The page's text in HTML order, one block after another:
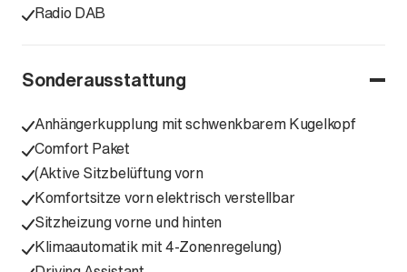
Radio DAB
Sonderausstattung
Anhängerkupplung mit schwenkbarem Kugelkopf
Comfort Paket
(Aktive Sitzbelüftung vorn
Komfortsitze vorn elektrisch verstellbar
Sitzheizung vorne und hinten
Klimaautomatik mit 4-Zonenregelung)